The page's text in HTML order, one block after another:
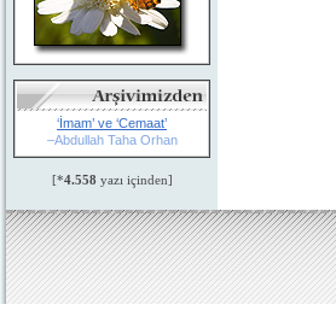
‘İmam’ ve ‘Cemaat’
–Abdullah Taha Orhan
[*4.558 yazı içinden]